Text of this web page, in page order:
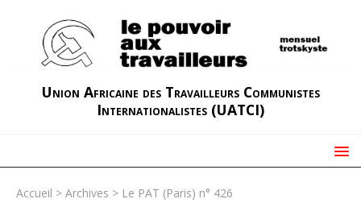
Union Africaine des Travailleurs Communistes
Internationalistes (UATCI)
Accueil > Archives > Le PAT (Paris) n° 426